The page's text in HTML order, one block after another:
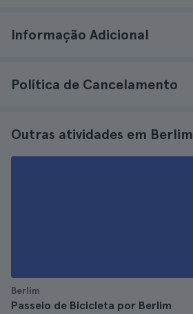
Informação Adicional
Política de Cancelamento
Outras atividades em Berlim
Berlim
Passeio de Bicicleta por Berlim